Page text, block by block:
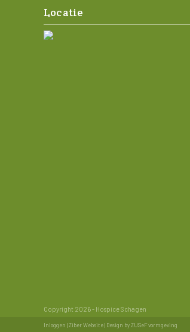
Locatie
Copyright 2026 - Hospice Schagen
Inloggen |Ziber Website| Design byZUSeF vormgeving